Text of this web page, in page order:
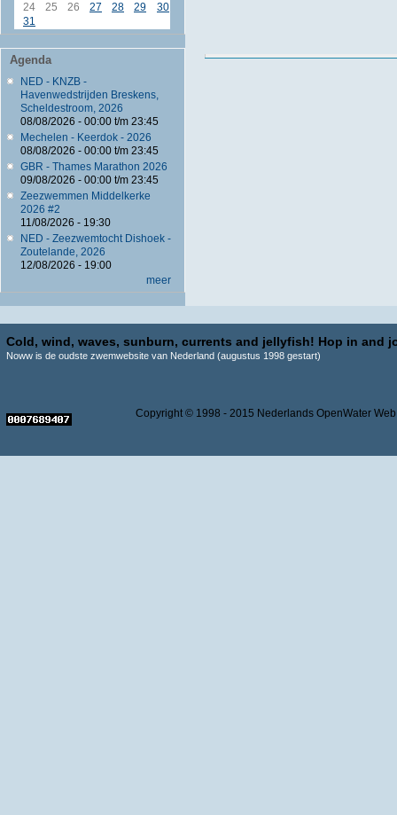
24
25 26 27 28 29
30
31
Agenda
NED - KNZB -
Havenwedstrijden Breskens,
Scheldestroom, 2026
08/08/2026 - 00:00t/m 23:45
Mechelen - Keerdok - 2026
08/08/2026 - 00:00t/m 23:45
GBR - Thames Marathon 2026
09/08/2026 - 00:00t/m 23:45
Zeezwemmen Middelkerke
2026 #2
11/08/2026 - 19:30
NED - Zeezwemtocht Dishoek -
Zoutelande, 2026
12/08/2026 - 19:00
meer
Cold, wind, waves, sunburn, currents and jellyfish! Hop in and
Noww is de oudste zwemwebsite van Nederland (augustus 1998 gestart)
Copyright © 1998 - 2015 Nederlands OpenWater